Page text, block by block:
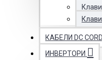
КАБЕЛИ DC
ИНВЕРТОРИ